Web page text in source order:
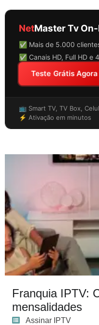
NetMaster Tv
✅ Mais de 5.000
✅ Canais HD, Full HD
Teste Grátis Agora
📺 Smart TV, TV Box,
⚡ Ativação em minutos
Franquia IPTV:
mensalidades
Assinar IPTV